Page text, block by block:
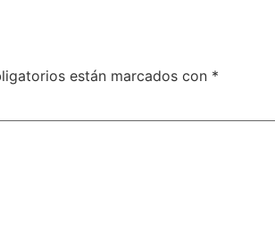
están marcados con *